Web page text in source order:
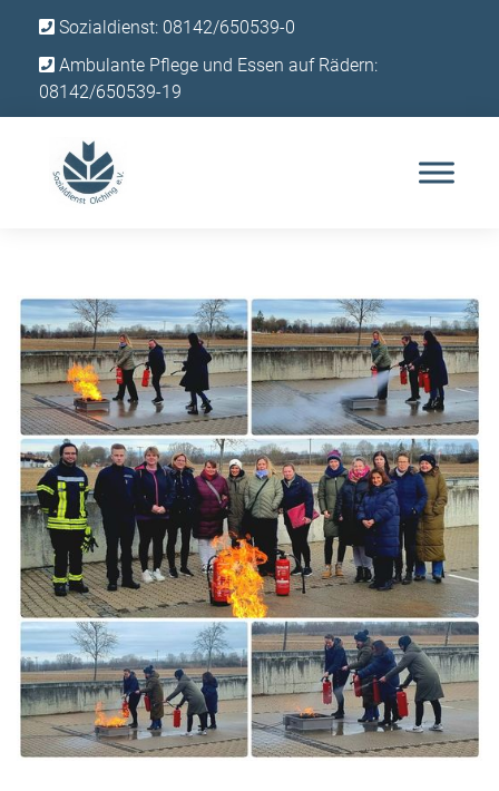
Sozialdienst: 08142/650539-0
Ambulante Pflege und Essen auf Rädern:
08142/650539-19